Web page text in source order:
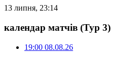
13 липня, 23:14
календар матчів (Тур 3)
19:00 08.08.26